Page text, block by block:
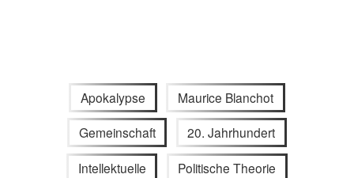
Apokalypse Maurice Blanchot
Gemeinschaft 20. Jahrhundert
Intellektuelle Politische Theorie